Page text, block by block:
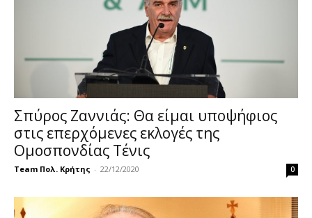
Σπύρος Ζαννιάς: Θα είμαι υποψήφιος
στις επερχόμενες εκλογές της
Ομοσπονδίας Τένις
Team Πολ. Κρήτης - 22/12/2020 0